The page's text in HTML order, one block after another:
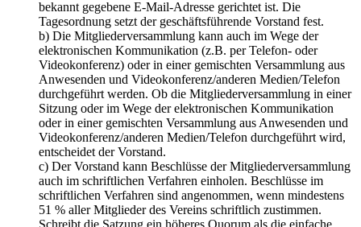
bekannt gegebene E-Mail-Adresse gerichtet ist. Die
Tagesordnung setzt der geschäftsführende Vorstand fest.
b) Die Mitgliederversammlung kann auch im Wege der
elektronischen Kommunikation (z.B. per Telefon- oder
Videokonferenz) oder in einer gemischten Versammlung aus
Anwesenden und Videokonferenz/anderen Medien/Telefon
durchgeführt werden. Ob die Mitgliederversammlung in einer
Sitzung oder im Wege der elektronischen Kommunikation
oder in einer gemischten Versammlung aus Anwesenden und
Videokonferenz/anderen Medien/Telefon durchgeführt wird,
entscheidet der Vorstand.
c) Der Vorstand kann Beschlüsse der Mitgliederversammlung
auch im schriftlichen Verfahren einholen. Beschlüsse im
schriftlichen Verfahren sind angenommen, wenn mindestens
51 % aller Mitglieder des Vereins schriftlich zustimmen.
Schreibt die Satzung ein höheres Quorum als die einfache